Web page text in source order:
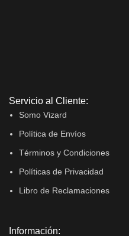
Servicio al Cliente:
Somo Vizard
Política de Envíos
Términos y Condiciones
Políticas de Privacidad
Libro de Reclamaciones
Información: